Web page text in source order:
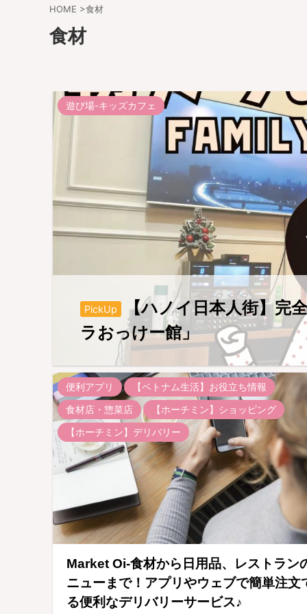
HOME >食材
食材
遊び場-キッズカフェ
PickUp
【ハノイ日本人街】完
ラおっけー館」
便利アプリ
【ベトナム生活】お役立ち情報
食材店・惣菜店
【ホーチミン】ショッピング
【ホーチミン】デリバリー
Market Oi-食材から日用品、レストラン
ニューまで！アプリやウェブで簡単注文
る便利なデリバリーサービス♪